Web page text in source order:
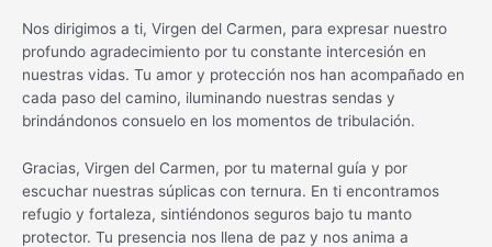
Nos dirigimos a ti, Virgen del Carmen, para expresar nuestro
profundo agradecimiento por tu constante intercesión en
nuestras vidas. Tu amor y protección nos han acompañado en
cada paso del camino, iluminando nuestras sendas y
brindándonos consuelo en los momentos de tribulación.
Gracias, Virgen del Carmen, por tu maternal guía y por
escuchar nuestras súplicas con ternura. En ti encontramos
refugio y fortaleza, sintiéndonos seguros bajo tu manto
protector. Tu presencia nos llena de paz y nos anima a